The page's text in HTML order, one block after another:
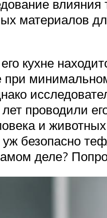
влияния
материалов
кухне
проводили
и
безопасно
деле?